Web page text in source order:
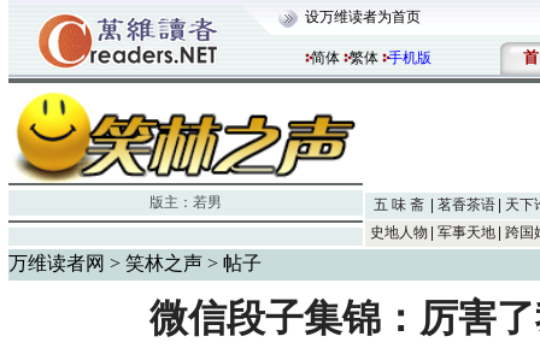
设万维读者为首页
简体 繁体 手机版 首
版主： 若男 五 味 斋 茗香茶语
天下
史地人物
军事天地 跨国
万维读者网 > 笑林之声 > 帖子
微信段子集锦：厉害